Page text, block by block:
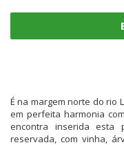
É na margem norte do rio
em perfeita harmonia
encontra inserida esta
reservada, com vinha,